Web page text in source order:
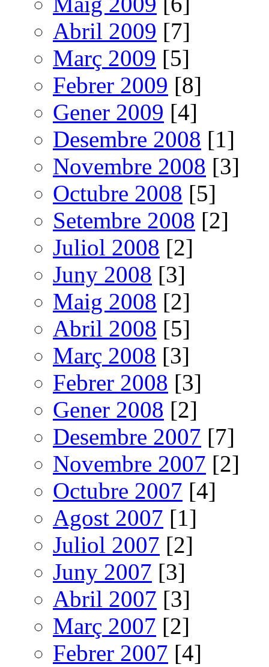
Abril 2009 [7]
Març 2009 [5]
Febrer 2009 [8]
Gener 2009 [4]
Desembre 2008 [1]
Novembre 2008 [3]
Octubre 2008 [5]
Setembre 2008 [2]
Juliol 2008 [2]
Juny 2008 [3]
Maig 2008 [2]
Abril 2008 [5]
Març 2008 [3]
Febrer 2008 [3]
Gener 2008 [2]
Desembre 2007 [7]
Novembre 2007 [2]
Octubre 2007 [4]
Agost 2007 [1]
Juliol 2007 [2]
Juny 2007 [3]
Abril 2007 [3]
Març 2007 [2]
Febrer 2007 [4]